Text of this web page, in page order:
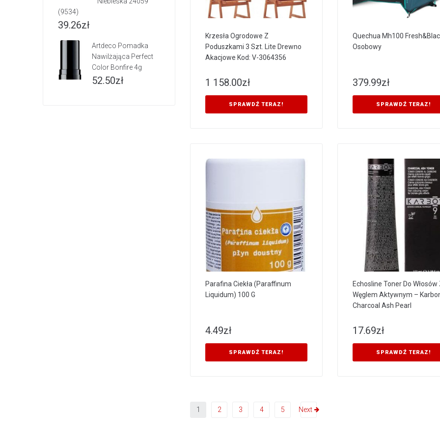
Krzesła Ogrodowe Z
Poduszkami 3 Szt. Lite Drewno
Akacjowe Kod: V-3064356
1 158.00zł
SPRAWDŹ TERAZ!
Quechua Mh100
Osobowy
379.99zł
SPRAWDŹ TERAZ!
Parafina Ciekła (Paraffinum
Liquidum) 100 G
4.49zł
SPRAWDŹ TERAZ!
Echosline Toner Do Włosów
Węglem Aktywnym –
Charcoal Ash Pearl
17.69zł
SPRAWDŹ TERAZ!
1 2 3 4 5 Next
(9534)
39.26zł
Artdeco Pomadka
Nawilżająca Perfect
Color Bonfire 4g
52.50zł